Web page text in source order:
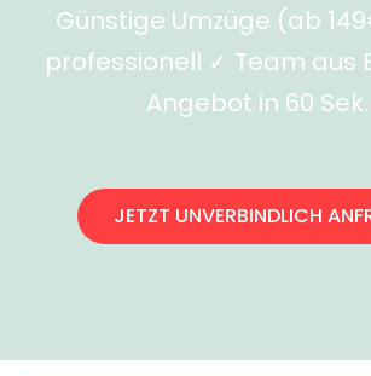
Günstige Umzüge (ab
professionell ✓ Team aus
Angebot in 60
JETZT UNVERBINDLICH